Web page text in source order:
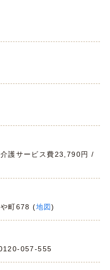
護サービス費23,790円 /
町678 (地図)
057-555